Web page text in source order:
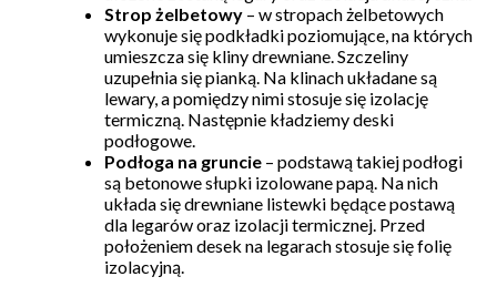
Strop żelbetowy – w stropach żelbetowych
wykonuje się podkładki poziomujące, na których
umieszcza się kliny drewniane. Szczeliny
uzupełnia się pianką. Na klinach układane są
lewary, a pomiędzy nimi stosuje się izolację
termiczną. Następnie kładziemy deski
podłogowe.
Podłoga na gruncie – podstawą takiej podłogi
są betonowe słupki izolowane papą. Na nich
układa się drewniane listewki będące postawą
dla legarów oraz izolacji termicznej. Przed
położeniem desek na legarach stosuje się folię
izolacyjną.